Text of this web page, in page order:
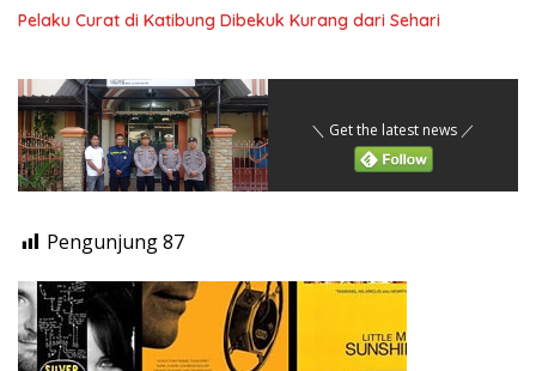
Pelaku Curat di Katibung Dibekuk Kurang dari Sehari
＼ Get the latest news ／
Pengunjung87